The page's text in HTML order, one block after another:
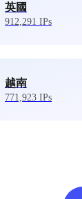
英國
912,291 IPs
越南
771,923 IPs